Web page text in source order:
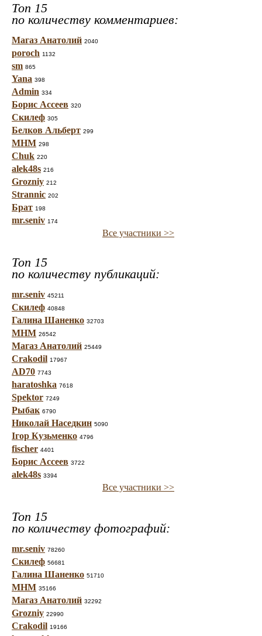
Топ 15
по количеству комментариев:
Магаз Анатолий 2040
poroch 1132
sm 865
Yana 398
Admin 334
Борис Ассеев 320
Скилеф 305
Белков Альберт 299
МНМ 298
Chuk 220
alek48s 216
Grozniy 212
Strannic 202
Брат 198
mr.seniv 174
Все участники >>
Топ 15
по количеству публикаций:
mr.seniv 45211
Скилеф 40848
Галина Шаненко 32703
МНМ 26542
Магаз Анатолий 25449
Crakodil 17967
AD70 7743
haratoshka 7618
Spektor 7249
Рыбак 6790
Николай Наседкин 5090
Ігор Кузьменко 4796
fischer 4401
Борис Ассеев 3722
alek48s 3394
Все участники >>
Топ 15
по количеству фотографий:
mr.seniv 78260
Скилеф 56681
Галина Шаненко 51710
МНМ 35166
Магаз Анатолий 32292
Grozniy 22990
Crakodil 19166